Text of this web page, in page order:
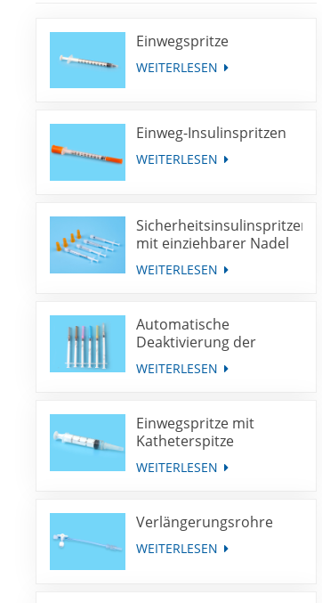
Einwegspritze
WEITERLESEN
Einweg-Insulinspritzen
WEITERLESEN
Sicherheitsinsulinspritzen
mit einziehbarer Nadel
WEITERLESEN
Automatische
Deaktivierung der
Spritze für die
Immunisierung mit
WEITERLESEN
Einwegspritze mit
Katheterspitze
WEITERLESEN
Verlängerungsrohre
WEITERLESEN